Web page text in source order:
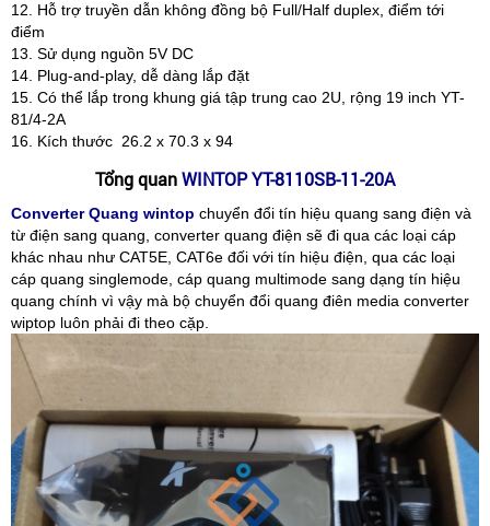
12. Hỗ trợ truyền dẫn không đồng bộ Full/Half duplex, điểm tới
điểm
13. Sử dụng nguồn 5V DC
14. Plug-and-play, dễ dàng lắp đặt
15. Có thể lắp trong khung giá tập trung cao 2U, rộng 19 inch YT-
81/4-2A
16. Kích thước 26.2 x 70.3 x 94
Tổng quanWINTOP YT-8110SB-11-20A
Converter Quang wintop chuyển đổi tín hiệu quang sang điện và
từ điện sang quang, converter quang điện sẽ đi qua các loại cáp
khác nhau như CAT5E, CAT6e đối với tín hiệu điện, qua các loại
cáp quang singlemode, cáp quang multimode sang dạng tín hiệu
quang chính vì vậy mà bộ chuyển đổi quang điên media converter
wiptop luôn phải đi theo cặp.